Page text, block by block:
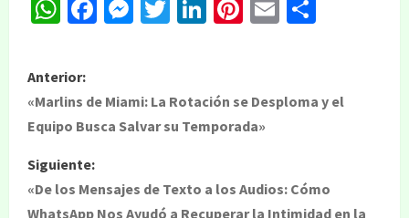
WhatsApp
Facebook
Messenger
Twitter
LinkedIn
Pinterest
Email
Anterior:
«Marlins de Miami: La Rotación se Desploma y el
Equipo Busca Salvar su Temporada»
Siguiente:
«De los Mensajes de Texto a los Audios: Cómo
WhatsApp Nos Ayudó a Recuperar la Intimidad en la